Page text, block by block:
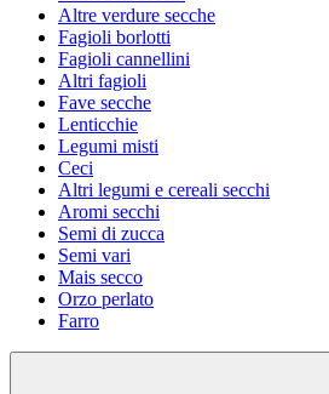
Altre verdure secche
Fagioli borlotti
Fagioli cannellini
Altri fagioli
Fave secche
Lenticchie
Legumi misti
Ceci
Altri legumi e cereali secchi
Aromi secchi
Semi di zucca
Semi vari
Mais secco
Orzo perlato
Farro